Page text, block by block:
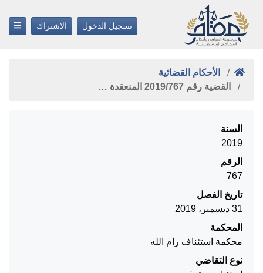
تسجيل الدخول الاشتراك
الأحكام القضائية
القضية رقم ‎767‏/‎2019‏ المنعقدة …
السنة
2019
الرقم
767
تاريخ الفصل
31 ديسمبر، 2019
المحكمة
محكمة استئناف رام الله
نوع التقاضي